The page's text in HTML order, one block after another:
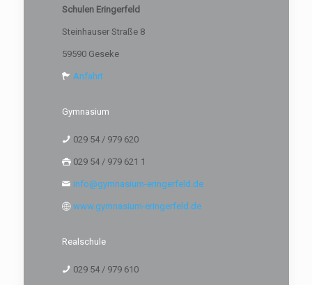
Schulen Eringerfeld
Steinhauser Straße 8
59590 Geseke
Anfahrt
Gymnasium
029 54 / 979 620
029 54 / 979 621 1
info@gymnasium-eringerfeld.de
www.gymnasium-eringerfeld.de
Realschule
029 54 / 979 610